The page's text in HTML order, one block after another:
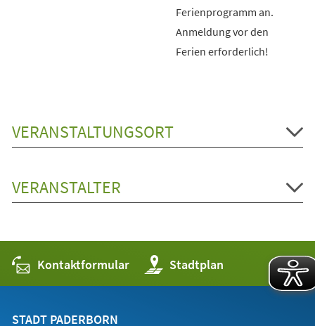
Ferienprogramm an.
Anmeldung vor den
Ferien erforderlich!
VERANSTALTUNGSORT
VERANSTALTER
Kontaktformular Stadtplan
(Öffnet
in
einem
STADT PADERBORN